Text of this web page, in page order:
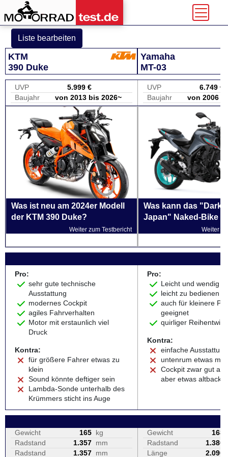
Liste bearbeiten
KTM
390 Duke
Yamaha
MT-03
UVP
5.999 €
Baujahr
von 2013 bis 2026~
UVP
6.749 €
Baujahr
von 2006
Was ist neu am 2024er Modell
der KTM 390 Duke?
Weiter zum Testbericht
Was kann das "Dark
Japan" Naked-Bike
Weiter
Pro:
sehr gute technische
Ausstattung
modernes Cockpit
agiles Fahrverhalten
Motor mit erstaunlich viel
Druck
Kontra:
für größere Fahrer etwas zu
klein
Sound könnte deftiger sein
Lambda-Sonde unterhalb des
Krümmers sticht ins Auge
Pro:
Leicht und wendig
leicht zu bedienen
auch für kleinere
geeignet
quirliger Reihentwin
Kontra:
einfache Ausstattung
untenrum etwas
Cockpit zwar gut
aber etwas
Gewicht 165 kg
Radstand
1.357 mm
Radstand
1.357 mm
Gewicht
168
Radstand
1.380
Länge
2.090